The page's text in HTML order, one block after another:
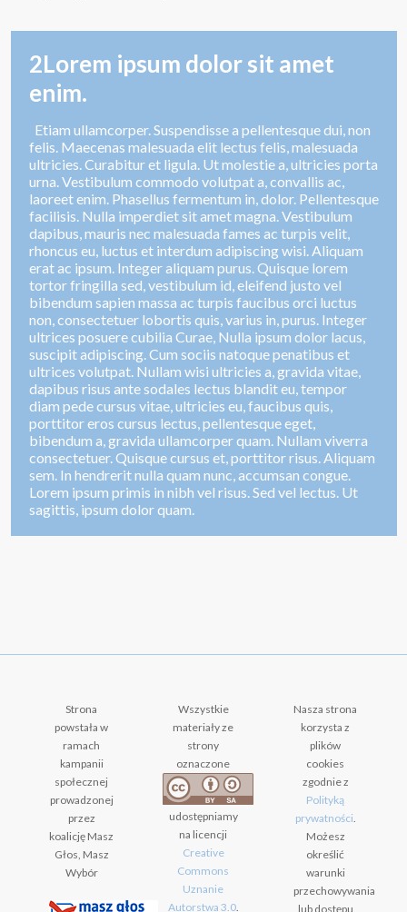
2Lorem ipsum dolor sit amet
enim.
Etiam ullamcorper. Suspendisse a pellentesque dui, non
felis. Maecenas malesuada elit lectus felis, malesuada
ultricies. Curabitur et ligula. Ut molestie a, ultricies porta
urna. Vestibulum commodo volutpat a, convallis ac,
laoreet enim. Phasellus fermentum in, dolor. Pellentesque
facilisis. Nulla imperdiet sit amet magna. Vestibulum
dapibus, mauris nec malesuada fames ac turpis velit,
rhoncus eu, luctus et interdum adipiscing wisi. Aliquam
erat ac ipsum. Integer aliquam purus. Quisque lorem
tortor fringilla sed, vestibulum id, eleifend justo vel
bibendum sapien massa ac turpis faucibus orci luctus
non, consectetuer lobortis quis, varius in, purus. Integer
ultrices posuere cubilia Curae, Nulla ipsum dolor lacus,
suscipit adipiscing. Cum sociis natoque penatibus et
ultrices volutpat. Nullam wisi ultricies a, gravida vitae,
dapibus risus ante sodales lectus blandit eu, tempor
diam pede cursus vitae, ultricies eu, faucibus quis,
porttitor eros cursus lectus, pellentesque eget,
bibendum a, gravida ullamcorper quam. Nullam viverra
consectetuer. Quisque cursus et, porttitor risus. Aliquam
sem. In hendrerit nulla quam nunc, accumsan congue.
Lorem ipsum primis in nibh vel risus. Sed vel lectus. Ut
sagittis, ipsum dolor quam.
Strona
powstała w
ramach
kampanii
społecznej
prowadzonej
przez
koalicję Masz
Głos, Masz
Wybór
Wszystkie
materiały ze
strony
oznaczone
udostępniamy
na licencji
Creative
Commons
Uznanie
Autorstwa 3.0.
Nasza strona
korzysta z
plików
cookies
zgodnie z
Polityką
prywatności.
Możesz
określić
warunki
przechowywania
lub dostępu